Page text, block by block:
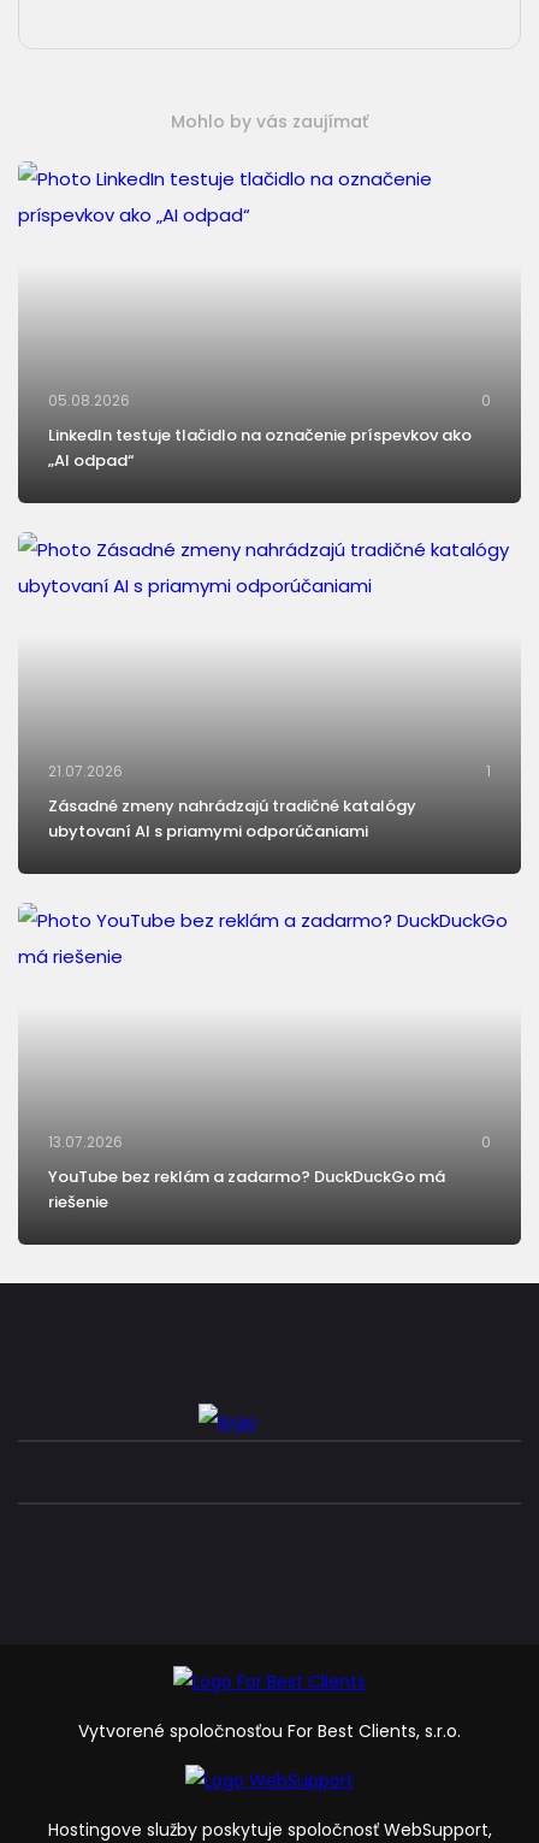
Mohlo by vás zaujímať
05.08.2026 0
LinkedIn testuje tlačidlo na označenie príspevkov ako
„AI odpad“
21.07.2026 1
Zásadné zmeny nahrádzajú tradičné katalógy
ubytovaní AI s priamymi odporúčaniami
13.07.2026 0
YouTube bez reklám a zadarmo? DuckDuckGo má
riešenie
Vytvorené spoločnosťou For Best Clients, s.r.o.
Hostingove služby poskytuje spoločnosť WebSupport,